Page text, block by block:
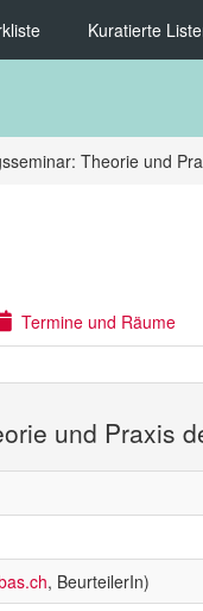
Kuratierte
Theorie und
Termine und Räume
und Praxis
, BeurteilerIn)